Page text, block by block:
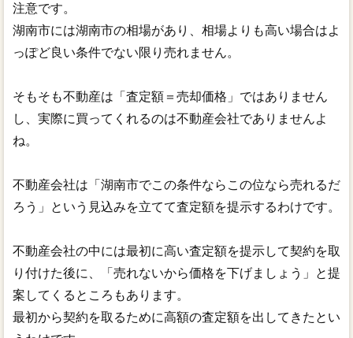
注意です。
湖南市には湖南市の相場があり、相場よりも高い場合はよ
っぽど良い条件でない限り売れません。
そもそも不動産は「査定額＝売却価格」ではありません
し、実際に買ってくれるのは不動産会社でありませんよ
ね。
不動産会社は「湖南市でこの条件ならこの位なら売れるだ
ろう」という見込みを立てて査定額を提示するわけです。
不動産会社の中には最初に高い査定額を提示して契約を取
り付けた後に、「売れないから価格を下げましょう」と提
案してくるところもあります。
最初から契約を取るために高額の査定額を出してきたとい